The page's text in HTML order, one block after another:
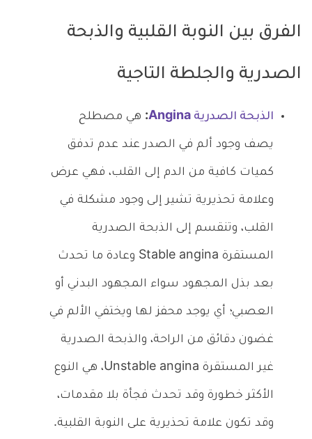
الفرق بين النوبة القلبية والذبحة
الصدرية والجلطة التاجية
الذبحة الصدرية Angina : هي مصطلح
يصف وجود ألم في الصدر عند عدم تدفق
كميات كافية من الدم إلى القلب، فهي عرض
وعلامة تحذيرية تشير إلى وجود مشكلة في
القلب، وتنقسم إلى الذبحة الصدرية
المستقرة Stable angina وعادة ما تحدث
بعد بذل المجهود سواء المجهود البدني أو
العصبي؛ أي يوجد محفز لها ويختفي الألم في
غضون دقائق من الراحة، والذبحة الصدرية
غير المستقرة Unstable angina، هي النوع
الأكثر خطورة وقد تحدث فجأة بلا مقدمات،
وقد تكون علامة تحذيرية على النوبة القلبية.